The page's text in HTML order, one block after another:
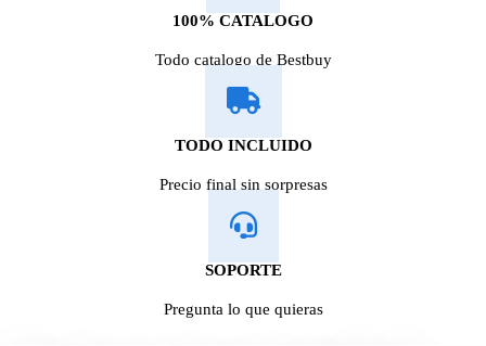
100% CATALOGO
Todo catalogo de Bestbuy
TODO INCLUIDO
Precio final sin sorpresas
SOPORTE
Pregunta lo que quieras